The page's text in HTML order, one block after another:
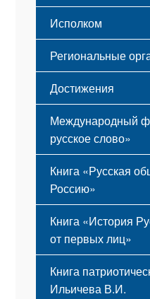
Исполком
Региональные
Достижения
Международный
русское слово»
Книга «Русская
Россию»
Книга «История
от первых лиц»
Книга
Ильичева В.И.